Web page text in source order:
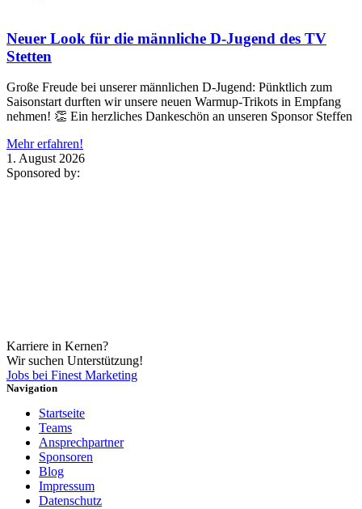
Neuer Look für die männliche D-Jugend des TV
Stetten
Große Freude bei unserer männlichen D-Jugend: Pünktlich zum
Saisonstart durften wir unsere neuen Warmup-Trikots in Empfang
nehmen! 👏 Ein herzliches Dankeschön an unseren Sponsor Steffen
Mehr erfahren!
1. August 2026
Sponsored by:
Karriere in Kernen?
Wir suchen Unterstützung!
Jobs bei Finest Marketing
Navigation
Startseite
Teams
Ansprechpartner
Sponsoren
Blog
Impressum
Datenschutz